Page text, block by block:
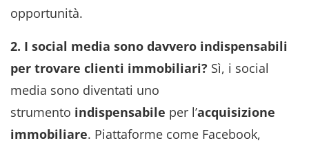
opportunità.
2. I social media sono davvero indispensabili
per trovare clienti immobiliari? Sì, i social
media sono diventati uno
strumento indispensabile per l’acquisizione
immobiliare. Piattaforme come Facebook,